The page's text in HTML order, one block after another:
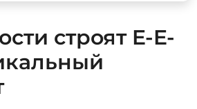
строят E-E-